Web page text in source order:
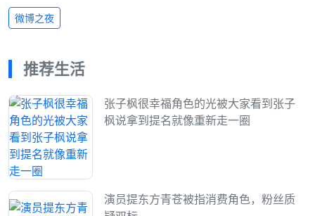
微博之夜
推荐生活
张子枫很幸福角色的光被大家看到张子
枫说拿到提名就像重新走一圈
演员提东方青苍被指消费角色，粉丝质